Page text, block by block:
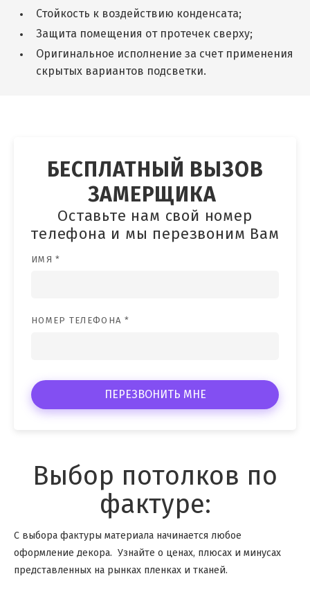
Стойкость к воздействию конденсата;
Защита помещения от протечек сверху;
Оригинальное исполнение за счет применения
скрытых вариантов подсветки.
БЕСПЛАТНЫЙ ВЫЗОВ
ЗАМЕРЩИКА
Оставьте нам свой номер
телефона и мы перезвоним Вам
ИМЯ *
НОМЕР ТЕЛЕФОНА *
ПЕРЕЗВОНИТЬ МНЕ
Выбор потолков по
фактуре:
С выбора фактуры материала начинается любое
оформление декора. Узнайте о ценах, плюсах и минусах
представленных на рынках пленках и тканей.